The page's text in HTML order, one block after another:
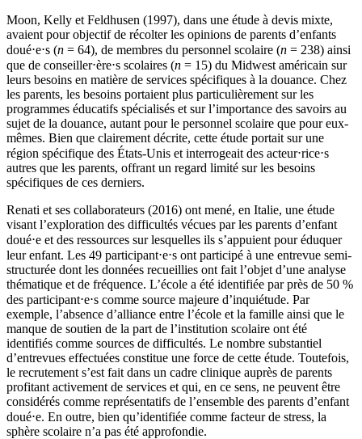
Moon, Kelly et Feldhusen (1997), dans une étude à devis mixte,
avaient pour objectif de récolter les opinions de parents d’enfants
doué⋅e⋅s (n = 64), de membres du personnel scolaire (n = 238) ainsi
que de conseiller⋅ère⋅s scolaires (n = 15) du Midwest américain sur
leurs besoins en matière de services spécifiques à la douance. Chez
les parents, les besoins portaient plus particulièrement sur les
programmes éducatifs spécialisés et sur l’importance des savoirs au
sujet de la douance, autant pour le personnel scolaire que pour eux-
mêmes. Bien que clairement décrite, cette étude portait sur une
région spécifique des États-Unis et interrogeait des acteur⋅rice⋅s
autres que les parents, offrant un regard limité sur les besoins
spécifiques de ces derniers.
Renati et ses collaborateurs (2016) ont mené, en Italie, une étude
visant l’exploration des difficultés vécues par les parents d’enfant
doué⋅e et des ressources sur lesquelles ils s’appuient pour éduquer
leur enfant. Les 49 participant⋅e⋅s ont participé à une entrevue semi-
structurée dont les données recueillies ont fait l’objet d’une analyse
thématique et de fréquence. L’école a été identifiée par près de 50 %
des participant⋅e⋅s comme source majeure d’inquiétude. Par
exemple, l’absence d’alliance entre l’école et la famille ainsi que le
manque de soutien de la part de l’institution scolaire ont été
identifiés comme sources de difficultés. Le nombre substantiel
d’entrevues effectuées constitue une force de cette étude. Toutefois,
le recrutement s’est fait dans un cadre clinique auprès de parents
profitant activement de services et qui, en ce sens, ne peuvent être
considérés comme représentatifs de l’ensemble des parents d’enfant
doué⋅e. En outre, bien qu’identifiée comme facteur de stress, la
sphère scolaire n’a pas été approfondie.